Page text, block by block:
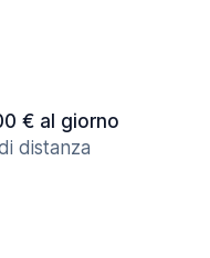
€ al giorno
distanza